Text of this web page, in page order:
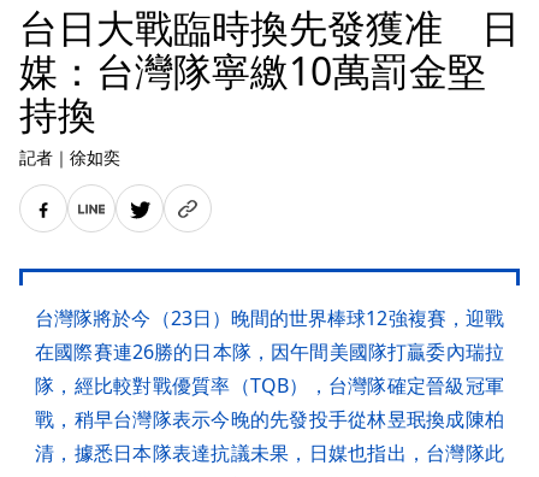
台日大戰臨時換先發獲准 日
媒：台灣隊寧繳10萬罰金堅
持換
記者 ｜ 徐如奕
台灣隊將於今（23日）晚間的世界棒球12強複賽，迎戰
在國際賽連26勝的日本隊，因午間美國隊打贏委內瑞拉
隊，經比較對戰優質率（TQB），台灣隊確定晉級冠軍
戰，稍早台灣隊表示今晚的先發投手從林昱珉換成陳柏
清，據悉日本隊表達抗議未果，日媒也指出，台灣隊此